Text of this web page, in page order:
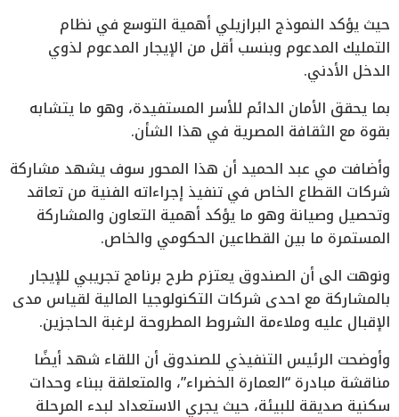
حيث يؤكد النموذج البرازيلي أهمية التوسع في نظام
التمليك المدعوم وبنسب أقل من الإيجار المدعوم لذوي
الدخل الأدني.
بما يحقق الأمان الدائم للأسر المستفيدة، وهو ما يتشابه
بقوة مع الثقافة المصرية في هذا الشأن.
وأضافت مي عبد الحميد أن هذا المحور سوف يشهد مشاركة
شركات القطاع الخاص في تنفيذ إجراءاته الفنية من تعاقد
وتحصيل وصيانة وهو ما يؤكد أهمية التعاون والمشاركة
المستمرة ما بين القطاعين الحكومي والخاص.
ونوهت الى أن الصندوق يعتزم طرح برنامج تجريبي للإيجار
بالمشاركة مع احدى شركات التكنولوجيا المالية لقياس مدى
الإقبال عليه وملاءمة الشروط المطروحة لرغبة الحاجزين.
وأوضحت الرئيس التنفيذي للصندوق أن اللقاء شهد أيضًا
مناقشة مبادرة “العمارة الخضراء”، والمتعلقة ببناء وحدات
سكنية صديقة للبيئة، حيث يجري الاستعداد لبدء المرحلة